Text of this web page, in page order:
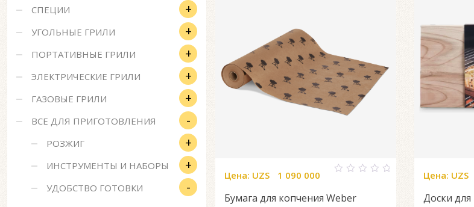
СПЕЦИИ +
УГОЛЬНЫЕ ГРИЛИ +
ПОРТАТИВНЫЕ ГРИЛИ +
ЭЛЕКТРИЧЕСКИЕ ГРИЛИ +
ГАЗОВЫЕ ГРИЛИ +
ВСЕ ДЛЯ ПРИГОТОВЛЕНИЯ
РОЗЖИГ
+
ИНСТРУМЕНТЫ И НАБОРЫ +
УДОБСТВО ГОТОВКИ
-
-
of
Цена: UZS 1 090 000
Бумага для копчения Weber
Цена: UZS
Доски для